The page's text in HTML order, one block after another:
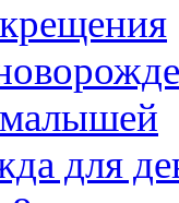
для